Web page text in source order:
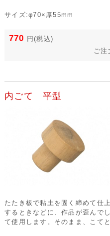
サイズ:φ70×厚55mm
770 円 (税込)
ご注
内ごて 平型
たたき板で粘土を固く締めて仕
するときなどに、作品が歪んで
て使用します。そのまま、こて